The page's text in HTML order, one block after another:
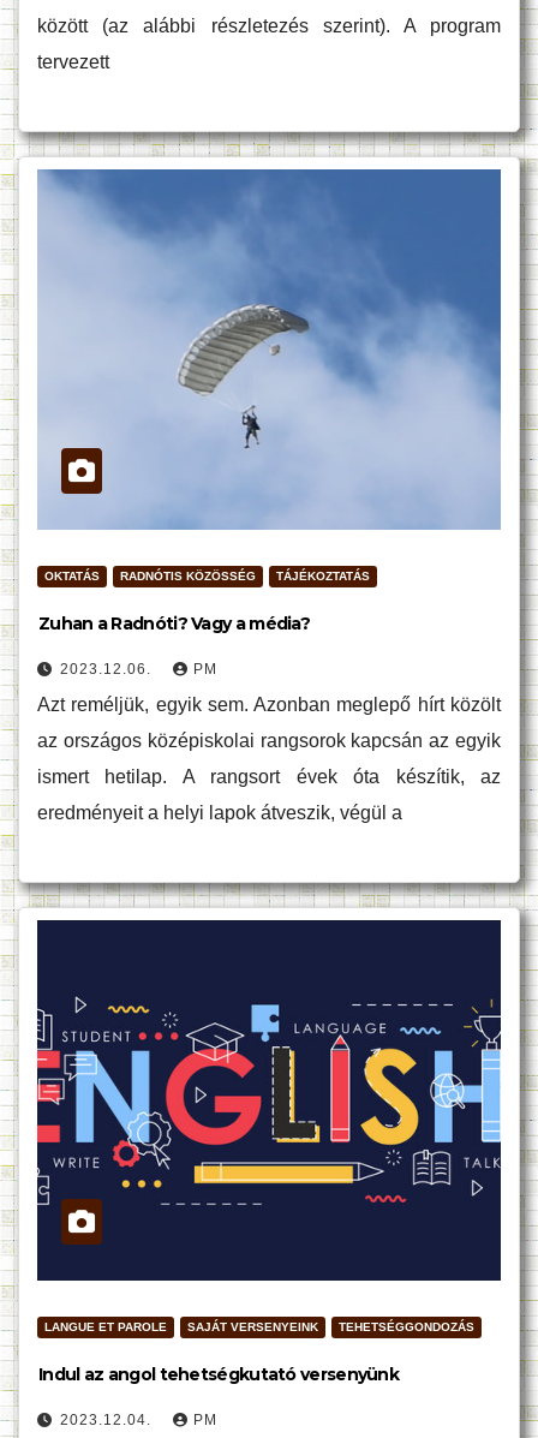
között (az alábbi részletezés szerint). A program
tervezett
OKTATÁS RADNÓTIS KÖZÖSSÉG TÁJÉKOZTATÁS
Zuhan a Radnóti? Vagy a média?
2023.12.06. PM
Azt reméljük, egyik sem. Azonban meglepő hírt közölt
az országos középiskolai rangsorok kapcsán az egyik
ismert hetilap. A rangsort évek óta készítik, az
eredményeit a helyi lapok átveszik, végül a
LANGUE ET PAROLE SAJÁT VERSENYEINK TEHETSÉGGONDOZÁS
Indul az angol tehetségkutató versenyünk
2023.12.04. PM